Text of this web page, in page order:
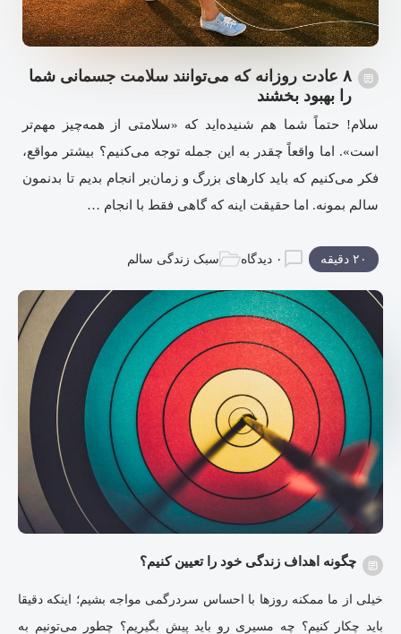
۸ عادت روزانه که می‌توانند سلامت جسمانی شما
را بهبود بخشند
سلام! حتماً شما هم شنیده‌اید که «سلامتی از همه‌چیز مهم‌تر
است». اما واقعاً چقدر به این جمله توجه می‌کنیم؟ بیشتر مواقع،
فکر می‌کنیم که باید کارهای بزرگ و زمان‌بر انجام بدیم تا بدنمون
سالم بمونه. اما حقیقت اینه که گاهی فقط با انجام …
۲۰ دقیقه ۰ دیدگاه سبک زندگی سالم
چگونه اهداف زندگی خود را تعیین کنیم؟
خیلی از ما ممکنه روزها با احساس سردرگمی مواجه بشیم؛ اینکه دقیقا
باید چکار کنیم؟ چه مسیری رو باید پیش بگیریم؟ چطور می‌تونیم به